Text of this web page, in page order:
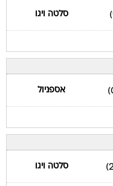
סלטה ויגו
אספניול
סלטה ויגו